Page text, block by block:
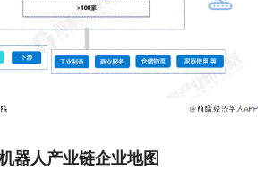
人产业链企业地图